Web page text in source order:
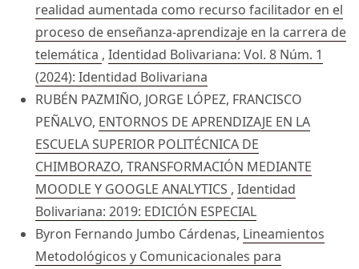
realidad aumentada como recurso facilitador en el
proceso de enseñanza-aprendizaje en la carrera de
telemática , Identidad Bolivariana: Vol. 8 Núm. 1
(2024): Identidad Bolivariana
RUBÉN PAZMIÑO, JORGE LÓPEZ, FRANCISCO
PEÑALVO, ENTORNOS DE APRENDIZAJE EN LA
ESCUELA SUPERIOR POLITÉCNICA DE
CHIMBORAZO, TRANSFORMACIÓN MEDIANTE
MOODLE Y GOOGLE ANALYTICS , Identidad
Bolivariana: 2019: EDICIÓN ESPECIAL
Byron Fernando Jumbo Cárdenas, Lineamientos
Metodológicos y Comunicacionales para